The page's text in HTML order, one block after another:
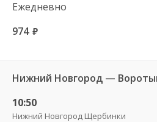
Ежедневно
974 руб.
Нижний Новгород —
10:50
Нижний Новгород Щербинки